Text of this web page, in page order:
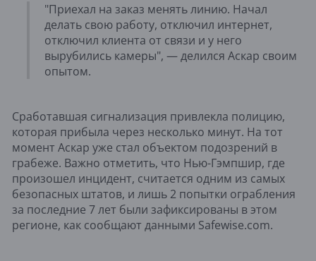
"Приехал на заказ менять линию. Начал
делать свою работу, отключил интернет,
отключил клиента от связи и у него
вырубились камеры", — делился Аскар своим
опытом.
Сработавшая сигнализация привлекла полицию,
которая прибыла через несколько минут. На тот
момент Аскар уже стал объектом подозрений в
грабеже. Важно отметить, что Нью-Гэмпшир, где
произошел инцидент, считается одним из самых
безопасных штатов, и лишь 2 попытки ограбления
за последние 7 лет были зафиксированы в этом
регионе, как сообщают данными Safewise.com.